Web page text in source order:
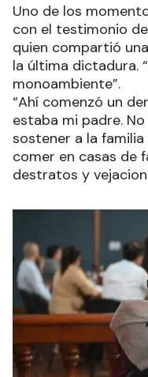
Uno de los
con el testimonio
quien compartió
la última dictadura.
monoambiente”.
“Ahí comenzó un
estaba mi padre.
sostener a la
comer en casas de
destratos y